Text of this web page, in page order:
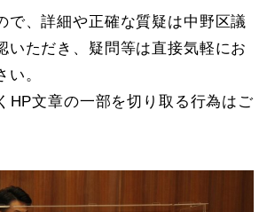
d
s
a
g
e
で、詳細や正確な質疑は中野区議
いただき、疑問等は直接気軽にお
。
HP文章の一部を切り取る行為はご